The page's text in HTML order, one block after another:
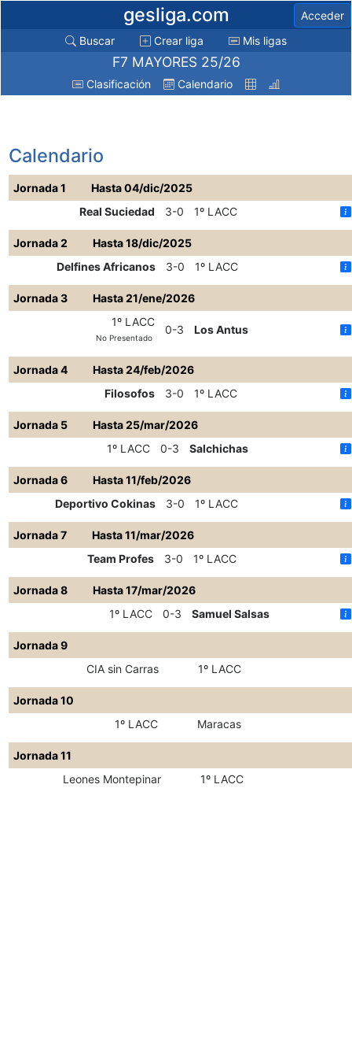
gesliga.com
Acceder
Buscar
Crear liga Mis ligas
F7 MAYORES 25/26
Clasificación Calendario
Calendario
Jornada 1
Hasta 04/dic/2025
Real Suciedad
3-0 1º LACC
Jornada 2
Hasta 18/dic/2025
Delfines Africanos
3-0 1º LACC
Jornada 3
Hasta 21/ene/2026
1º LACC
No Presentado
0-3 Los Antus
Jornada 4
Hasta 24/feb/2026
Filosofos
3-0 1º LACC
Jornada 5
Hasta 25/mar/2026
1º LACC
0-3 Salchichas
Jornada 6
Hasta 11/feb/2026
Deportivo Cokinas
3-0 1º LACC
Jornada 7
Hasta 11/mar/2026
Team Profes
3-0 1º LACC
Jornada 8
Hasta 17/mar/2026
1º LACC
0-3 Samuel Salsas
Jornada 9
CIA sin Carras
1º LACC
Jornada 10
1º LACC
Maracas
Jornada 11
Leones Montepinar
1º LACC